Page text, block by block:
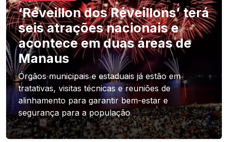
‘Réveillon dos Réveillons’ terá
seis atrações nacionais e
acontece em duas áreas de
Manaus
Órgãos municipais e estaduais já estão em
tratativas, visitas técnicas e reuniões de
alinhamento para garantir bem-estar e
segurança para a população